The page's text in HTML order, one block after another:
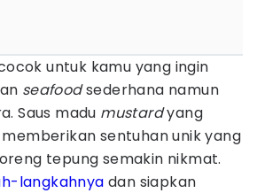
untuk kamu yang ingin
seafoodsederhana namun
Saus madu mustardyang
sentuhan unik yang
tepung semakin nikmat.
langkahnya dan siapkan